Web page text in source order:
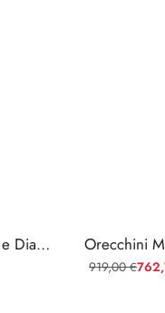
Orecchini Miluna in Acquamarina e Diamanti Orecchini
919,00€